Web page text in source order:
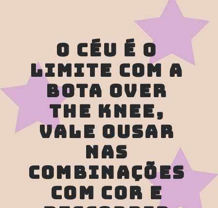
O CÉU É O
LIMITE COM A
BOTA OVER
THE KNEE,
VALE OUSAR
NAS
COMBINAÇÕES
COM COR E